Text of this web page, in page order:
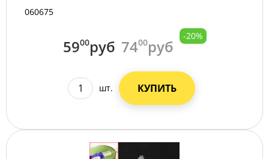
060675
5900руб 7400руб
-20%
шт. КУПИТЬ